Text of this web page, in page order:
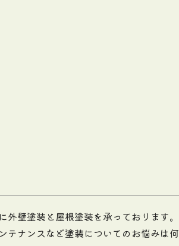
壁塗装と屋根塗装を承っております。
テナンスなど塗装についてのお悩みは何